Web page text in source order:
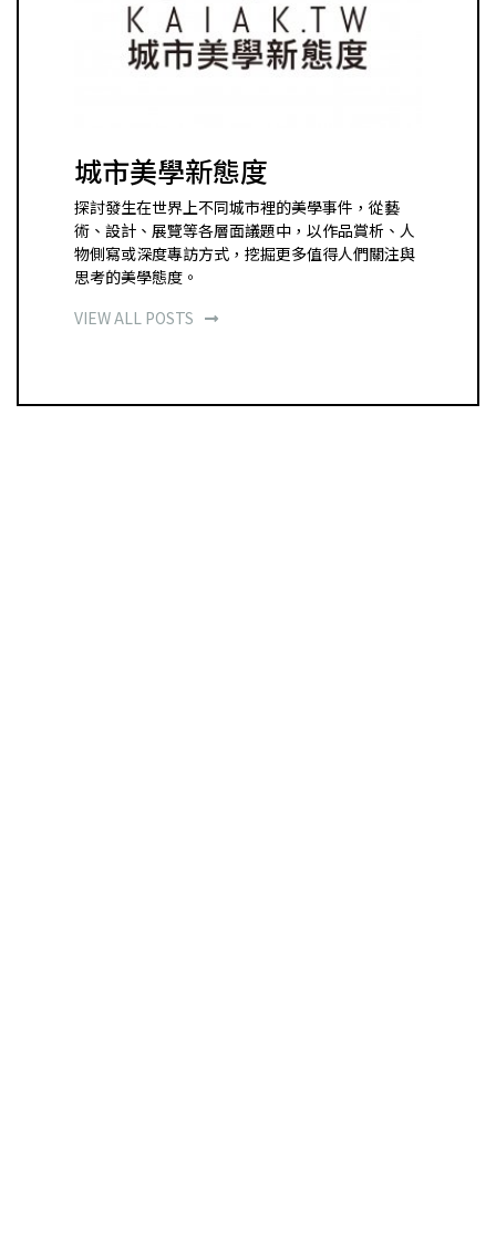
城市美學新態度
探討發生在世界上不同城市裡的美學事件，從藝
術、設計、展覽等各層面議題中，以作品賞析、人
物側寫或深度專訪方式，挖掘更多值得人們關注與
思考的美學態度。
VIEW ALL POSTS